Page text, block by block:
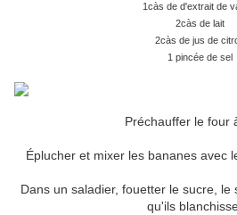
1càs de d'extrait de
2càs de lait
2càs de jus de
1 pincée de sel
Préchauffer le four
Éplucher et mixer les bananes avec
Dans un saladier, fouetter le sucre, le
qu'ils